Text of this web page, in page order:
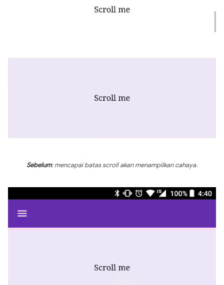
Sebelum: mencapai batas scroll akan menampilkan cahaya.